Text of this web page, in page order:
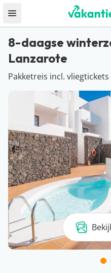
Open menu
8-daagse
Lanzarote
Pakketreis incl.